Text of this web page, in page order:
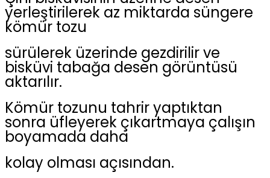
yerleştirilerek az miktarda süngere
kömür tozu
sürülerek üzerinde gezdirilir ve
bisküvi tabağa desen görüntüsü
aktarılır.
Kömür tozunu tahrir yaptıktan
sonra üfleyerek çıkartmaya çalışın
boyamada daha
kolay olması açısından.